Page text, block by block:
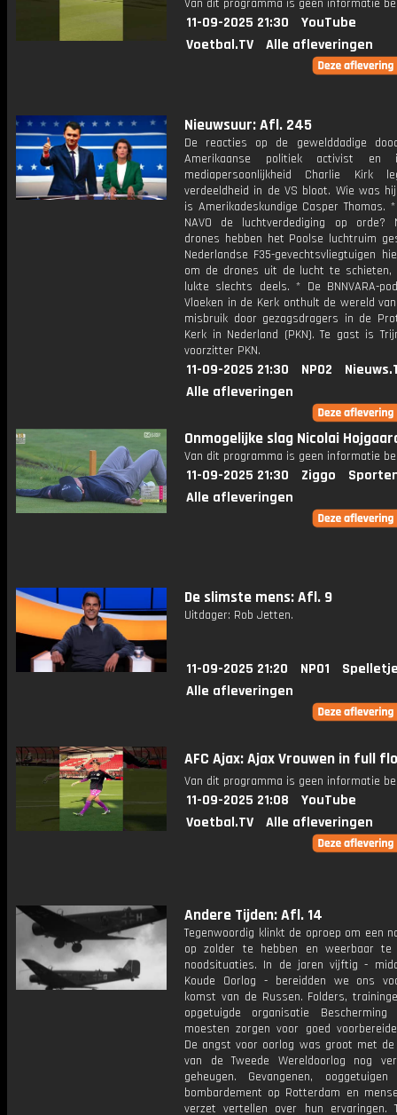
Van dit programma is geen informatie
11-09-2025 21:30
YouTube
Voetbal.TV
Alle afleveringen
Nieuwsuur: Afl. 245
De reacties op de gewelddadige
Amerikaanse politiek activist en
mediapersoonlijkheid Charlie Kirk
verdeeldheid in de VS bloot. Wie was
is Amerikadeskundige Casper Thomas.
NAVO de luchtverdediging op orde?
drones hebben het Poolse luchtruim
Nederlandse F35-gevechtsvliegtuigen
om de drones uit de lucht te schieten,
lukte slechts deels. * De BNNVARA-
Vloeken in de Kerk onthult de wereld
misbruik door gezagsdragers in de
Kerk in Nederland (PKN). Te gast is
voorzitter PKN.
11-09-2025 21:30 NPO2
Alle afleveringen
Onmogelijke slag Nicolai
Van dit programma is geen informatie
11-09-2025 21:30 Ziggo
Alle afleveringen
De slimste mens: Afl. 9
Uitdager: Rob Jetten.
11-09-2025 21:20 NPO1
Alle afleveringen
AFC Ajax: Ajax Vrouwen in full
Van dit programma is geen informatie
11-09-2025 21:08
YouTube
Voetbal.TV
Alle afleveringen
Andere Tijden: Afl. 14
Tegenwoordig klinkt de oproep om een
op zolder te hebben en weerbaar te
noodsituaties. In de jaren vijftig -
Koude Oorlog - bereidden we ons
komst van de Russen. Folders,
opgetuigde organisatie Bescherming
moesten zorgen voor goed
De angst voor oorlog was groot met de
van de Tweede Wereldoorlog nog
geheugen. Gevangenen,
bombardement op Rotterdam en
verzet vertellen over hun ervaringen.